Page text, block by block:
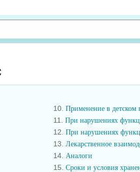
10. Применение в детском
11. При нарушениях
12. При нарушениях
13. Лекарственное
14. Аналоги
15. Сроки и условия